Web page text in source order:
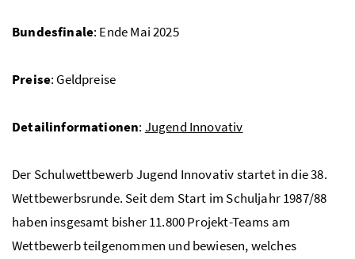
Bundesfinale: Ende Mai 2025
Preise: Geldpreise
Detailinformationen: Jugend Innovativ
Der Schulwettbewerb Jugend Innovativ startet in die 38.
Wettbewerbsrunde. Seit dem Start im Schuljahr 1987/88
haben insgesamt bisher 11.800 Projekt-Teams am
Wettbewerb teilgenommen und bewiesen, welches